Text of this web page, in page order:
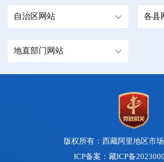
自治区网站 各县
地直部门网站
版权所有：西藏阿里地区市
ICP备案：藏ICP备